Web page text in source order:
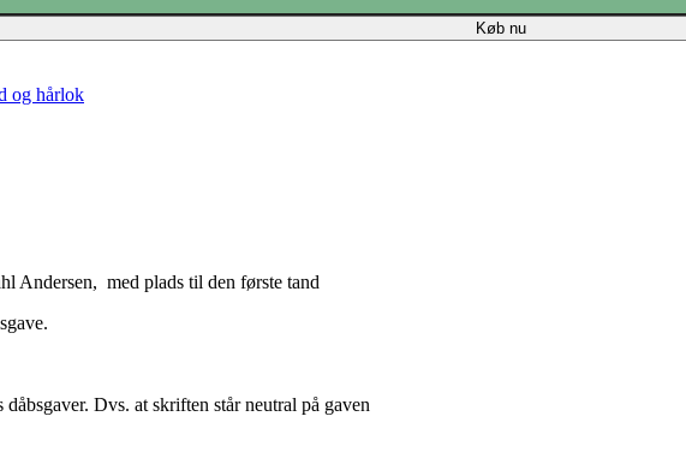
Køb nu
og hårlok
Andersen, med plads til den første tand
Dvs. at skriften står neutral på gaven